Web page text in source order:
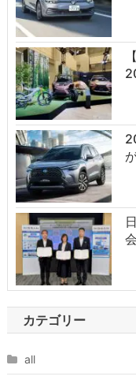
カテゴリー
all